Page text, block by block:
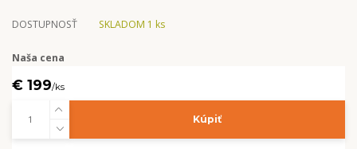
DOSTUPNOSŤ SKLADOM 1 ks
Naša cena
€ 199/ks
Kúpiť